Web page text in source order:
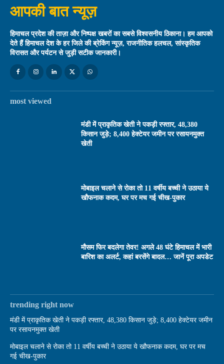
आपकी बात न्यूज़
हिमाचल प्रदेश की ताज़ा और निष्पक्ष खबरों का सबसे विश्वसनीय ठिकाना। हम आपको
देते हैं हिमाचल देश के हर जिले की ब्रेकिंग न्यूज़, राजनीतिक हलचल, सांस्कृतिक
विरासत और पर्यटन से जुड़ी सटीक जानकारी।
most viewed
मंडी में प्राकृतिक खेती ने पकड़ी रफ्तार, 48,380
किसान जुड़े; 8,400 हेक्टेयर जमीन पर रसायनमुक्त
खेती
मोबाइल चलाने से रोका तो 11 वर्षीय बच्ची ने उठाया ये
खौफनाक कदम, घर पर मच गई चीख-पुकार
मौसम फिर बदलेगा तेवर! अगले 48 घंटे हिमाचल में भारी
बारिश का अलर्ट, कहां बरसेंगे बादल… जानें पूरा अपडेट
trending right now
मंडी में प्राकृतिक खेती ने पकड़ी रफ्तार, 48,380 किसान जुड़े; 8,400 हेक्टेयर जमीन
पर रसायनमुक्त खेती
मोबाइल चलाने से रोका तो 11 वर्षीय बच्ची ने उठाया ये खौफनाक कदम, घर पर मच
गई चीख-पुकार